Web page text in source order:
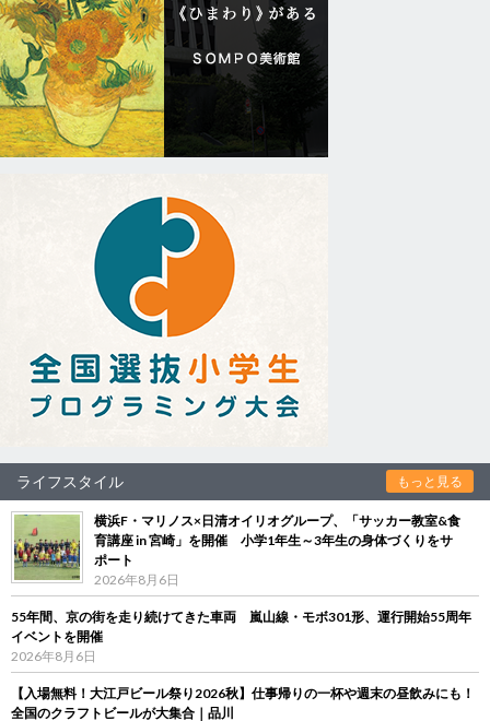
ライフスタイル もっと見る
横浜F・マリノス×日清オイリオグループ、「サッカー教室&食
育講座 in 宮崎」を開催 小学1年生～3年生の身体づくりをサ
ポート
2026年8月6日
55年間、京の街を走り続けてきた車両 嵐山線・モボ301形、運行開始55周年
イベントを開催
2026年8月6日
【入場無料！大江戸ビール祭り2026秋】仕事帰りの一杯や週末の昼飲みにも！
全国のクラフトビールが大集合｜品川